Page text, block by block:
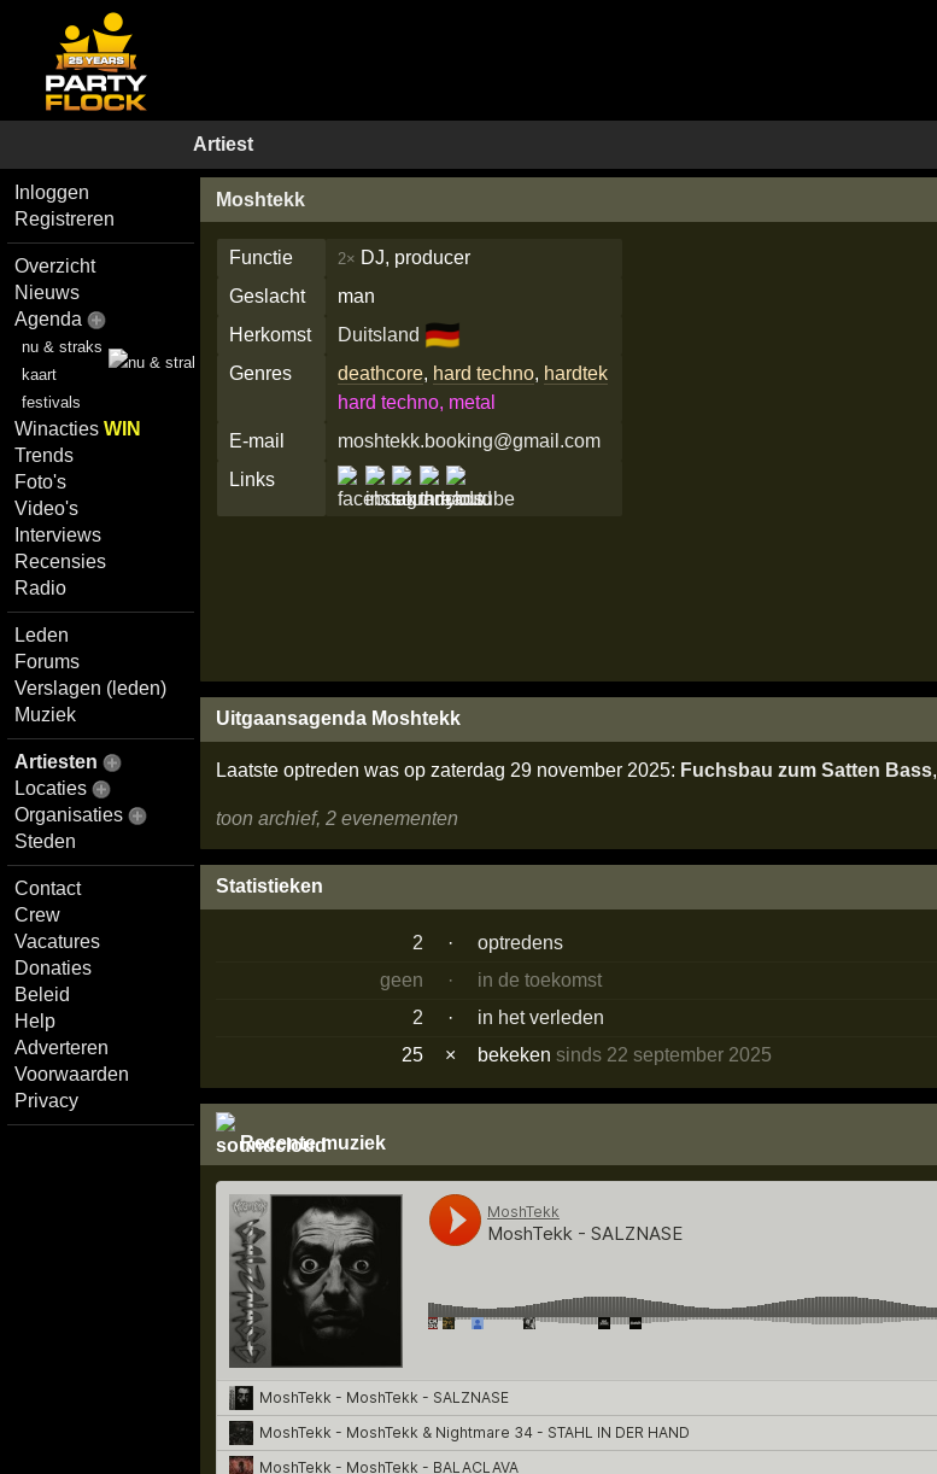
Artiest
Inloggen
Registreren
Overzicht
Nieuws
Agenda
nu & straks
kaart
festivals
WinactiesWIN
Trends
Foto's
Video's
Interviews
Recensies
Radio
Leden
Forums
Verslagen (leden)
Muziek
Artiesten
Locaties
Organisaties
Steden
Contact
Crew
Vacatures
Donaties
Beleid
Help
Adverteren
Voorwaarden
Privacy
Moshtekk
Functie 2× DJ, producer
Geslacht
man
Herkomst
Duitsland 🇩🇪
Genres deathcore, hard techno, hardtek
hard techno, metal
E-mail
moshtekk.booking@gmail.com
Links
Uitgaansagenda Moshtekk
Laatste optreden was op zaterdag 29 november 2025: Fuchsbau zum Satten Bass,
toon archief, 2 evenementen
Statistieken
2 ·
optredens
geen
·
in de toekomst
2
·
in het verleden
25
× bekekensinds 22 september 2025
Recente muziek